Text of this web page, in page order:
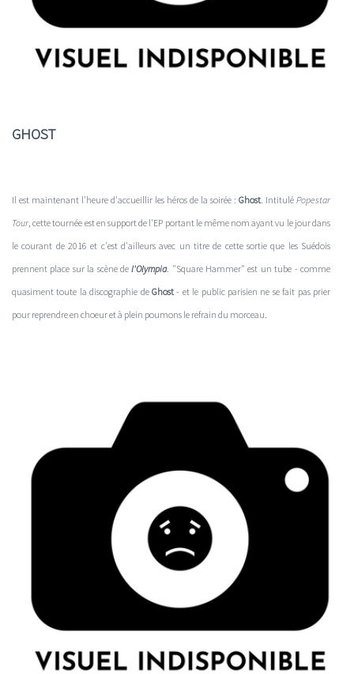
GHOST
Il est maintenant l'heure d'accueillir les héros de la soirée : Ghost. Intitulé Popestar
Tour, cette tournée est en support de l'EP portant le même nom ayant vu le jour dans
le courant de 2016 et c'est d'ailleurs avec un titre de cette sortie que les Suédois
prennent place sur la scène del'Olympia. "Square Hammer" est un tube - comme
quasiment toute la discographie de Ghost- et le public parisien ne se fait pas prier
pour reprendre en choeur et à plein poumons le refrain du morceau.